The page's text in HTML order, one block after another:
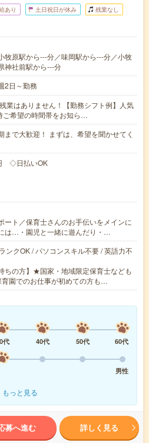
あり 土日祝日が休み 残業なし
牧原駅から---分／味岡駅から---分／小牧
神社前駅から---分
2日～勤務
業はありません！【勤務シフト例】人気
ご希望の時間帯をお知ら…
まで大歓迎！ まずは、希望を聞かせてく
◇日払いOK
ート／保育士さんのお手伝いをメインに
は…・園児と一緒に遊んだり・…
ンクOK / パソコンスキル不要 / 英語力不
ちの方】★国家・地域限定保育士なども
園でのお仕事が初めての方も…
代 40代 50代
60代
男性
もっと見る
募へ進む 詳しく見る